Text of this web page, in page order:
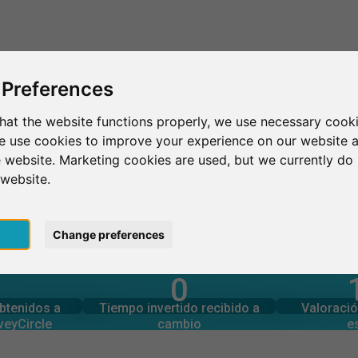
the website functions properly, we use necessary
use cookies to improve your experience on our website
website. Marketing cookies are used, but we currently
Change preferences
a
en 0
Tiempo invertido recibido a
cambio
0
Tiempo invertido en otros
estudios
Número